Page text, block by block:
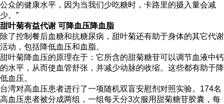
公众的健康水平，因为当我们少吃糖时，卡路里的摄入量会减
少。”
甜叶菊有益代谢 可降血压降血脂
除了控制餐后血糖和抗糖尿病，甜叶菊还有助于身体的其它代谢
活动，包括降低血压和血脂。
甜叶菊降血压的原理在于：它所含的甜菊糖苷可以调节血液中钙
的水平，从而使血管舒张，并减少动脉的收缩。这些都有助于降
低血压。
台湾对高血压患者进行了一项随机双盲安慰剂对照实验。174名
高血压患者被分成两组，一组每天分3次服用甜菊糖苷胶囊，每